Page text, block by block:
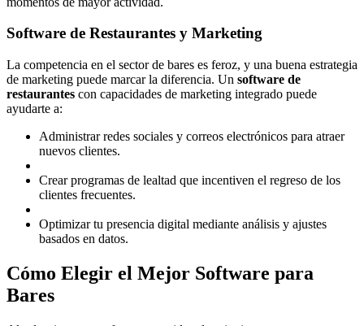
Software de Restaurantes y Marketing
La competencia en el sector de bares es feroz, y una buena estrategia
de marketing puede marcar la diferencia. Un software de
restaurantes con capacidades de marketing integrado puede
ayudarte a:
Administrar redes sociales y correos electrónicos para atraer
nuevos clientes.
Crear programas de lealtad que incentiven el regreso de los
clientes frecuentes.
Optimizar tu presencia digital mediante análisis y ajustes
basados en datos.
Cómo Elegir el Mejor Software para
Bares